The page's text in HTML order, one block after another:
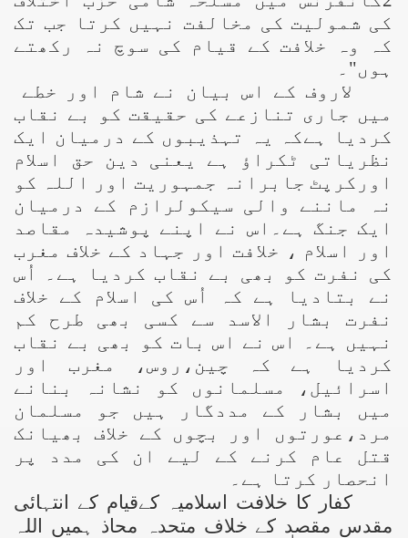
کی شمولیت کی مخالفت نہیں کرتا جب تک
کہ وہ خلافت کے قیام کی سوچ نہ رکھتے
ہوں"۔
لاروف کے اس بیان نے شام اور خطے
میں جاری تنازعے کی حقیقت کو بے نقاب
کردیا ہےکہ یہ تہذیبوں کے درمیان ایک
نظریاتی ٹکراؤ ہے یعنی دین حق اسلام
اورکرپٹ جابرانہ جمہوریت اور اللہ کو
نہ ماننے والی سیکولرازم کے درمیان
ایک جنگ ہے۔اس نے اپنے پوشیدہ مقاصد
اور اسلام ، خلافت اور جہاد کے خلاف مغرب
کی نفرت کو بھی بے نقاب کردیا ہے۔ اُس
نے بتادیا ہے کہ اُس کی اسلام کے خلاف
نفرت بشار الاسد سے کسی بھی طرح کم
نہیں ہے۔ اس نے اس بات کو بھی بے نقاب
کردیا ہے کہ چین،روس، مغرب اور
اسرائیل، مسلمانوں کو نشانہ بنانے
میں بشار کے مددگار ہیں جو مسلمان
مرد،عورتوں اور بچوں کے خلاف بھیانک
قتل عام کرنے کے لیے ان کی مدد پر
انحصار کرتا ہے۔
کفار کا خلافت اسلامیہ کےقیام کے انتہائی
مقدس مقصد کے خلاف متحدہ محاذ ہمیں اللہ